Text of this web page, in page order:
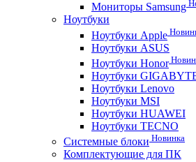
Мониторы Samsung
Ноутбуки
Ноутбуки Apple
Ноутбуки ASUS
Ноутбуки Honor
Ноутбуки
Ноутбуки Lenovo
Ноутбуки MSI
Ноутбуки HUAWEI
Ноутбуки TECNO
Системные блоки Новинка
Комплектующие для ПК